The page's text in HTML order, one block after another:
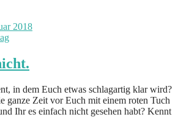
2018
in dem Euch etwas schlagartig klar wird?
ganze Zeit vor Euch mit einem roten Tuch
Ihr es einfach nicht gesehen habt? Kennt